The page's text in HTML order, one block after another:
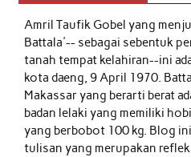
Amril Taufik Gobelyang
Battala'-- sebagai sebentuk
tanah tempat kelahiran--ini
kota daeng, 9 April 1970.
Makassar yang berarti berat
badan lelaki yang memiliki
yang berbobot 100 kg. Blog
tulisan yang merupakan